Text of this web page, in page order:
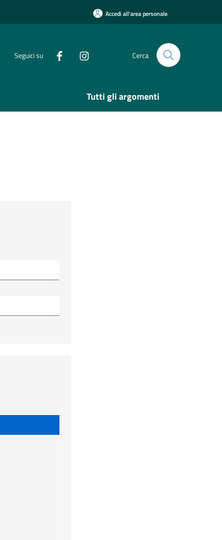
Accedi all'area personale
Seguici su Cerca
Tutti gli argomenti